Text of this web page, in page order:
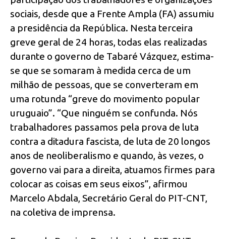
sociais, desde que a Frente Ampla (FA) assumiu
a presidência da República. Nesta terceira
greve geral de 24 horas, todas elas realizadas
durante o governo de Tabaré Vázquez, estima-
se que se somaram à medida cerca de um
milhão de pessoas, que se converteram em
uma rotunda “greve do movimento popular
uruguaio”. “Que ninguém se confunda. Nós
trabalhadores passamos pela prova de luta
contra a ditadura fascista, de luta de 20 longos
anos de neoliberalismo e quando, às vezes, o
governo vai para a direita, atuamos firmes para
colocar as coisas em seus eixos”, afirmou
Marcelo Abdala, Secretário Geral do PIT-CNT,
na coletiva de imprensa.